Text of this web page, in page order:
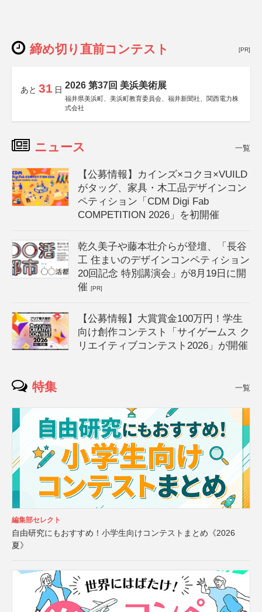
締め切り直前コンテスト [PR]
あと 31 日 2026 第37回 美浜美術展
福井県美浜町、美浜町教育委員会、福井新聞社、関西電力株
式会社
ニュース 一覧
【公募情報】カインズ×コクヨ×VUILD
がタッグ、家具・木工品デザインコン
ペティション「CDM Digi Fab
COMPETITION 2026」を初開催
乾久美子や藤本壮介らが登壇、「長谷
工 住まいのデザインコンペティション
20回記念 特別講演会」が8月19日に開
催[PR]
【公募情報】大賞賞金100万円！学生
向け創作コンテスト「サイゲームス ク
リエイティブコンテスト2026」が開催
特集 一覧
編集部セレクト
自由研究にもおすすめ！小学生向けコンテストまとめ《2026
夏》